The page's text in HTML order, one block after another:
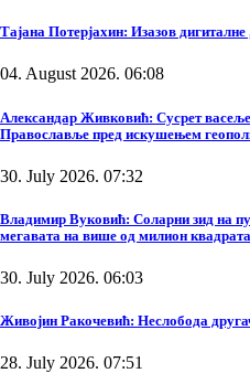
Тајана Потерјахин: Изазов дигиталне
04. August 2026. 06:08
Александар Живковић: Сусрет
Православље пред искушењем
30. July 2026. 07:32
Владимир Вуковић: Соларни зид на
мегавата на више од милион квадрата
30. July 2026. 06:03
Живојин Ракочевић: Неслобода
28. July 2026. 07:51